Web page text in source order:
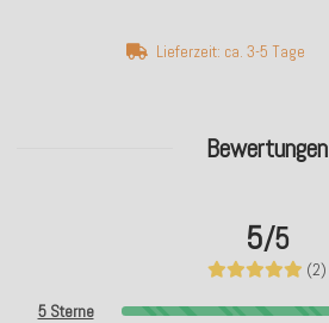
Bewertungen
5/5
(2)
5 Sterne
Lieferzeit: ca. 3-5 Tage